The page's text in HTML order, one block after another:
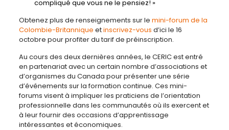
compliqué que vous ne le pensiez! »
Obtenez plus de renseignements sur le mini-forum de la
Colombie-Britannique etinscrivez-vous d’ici le 16
octobre pour profiter du tarif de préinscription.
Au cours des deux dernières années, le CERIC est entré
en partenariat avec un certain nombre d’associations et
d’organismes du Canada pour présenter une série
d’événements sur la formation continue. Ces mini-
forums visent à impliquer les praticiens de l’orientation
professionnelle dans les communautés où ils exercent et
à leur fournir des occasions d’apprentissage
intéressantes et économiques.